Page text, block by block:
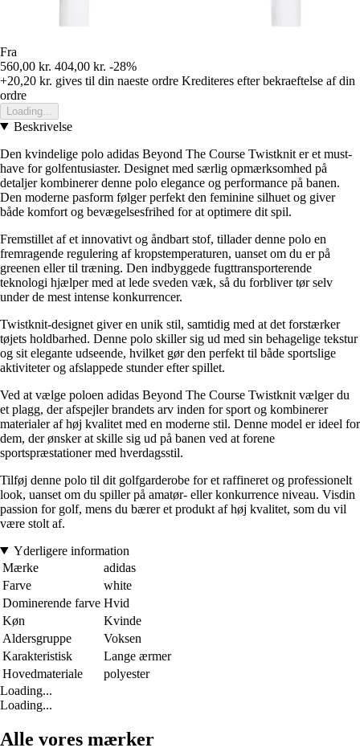
Fra
560,00 kr. 404,00 kr. -28%
+20,20 kr. gives til din naeste ordre Krediteres efter bekraeftelse af din
ordre
Loading...
Beskrivelse
Den kvindelige polo adidas Beyond The Course Twistknit er et must-
have for golfentusiaster. Designet med særlig opmærksomhed på
detaljer kombinerer denne polo elegance og performance på banen.
Den moderne pasform følger perfekt den feminine silhuet og giver
både komfort og bevægelsesfrihed for at optimere dit spil.
Fremstillet af et innovativt og åndbart stof, tillader denne polo en
fremragende regulering af kropstemperaturen, uanset om du er på
greenen eller til træning. Den indbyggede fugttransporterende
teknologi hjælper med at lede sveden væk, så du forbliver tør selv
under de mest intense konkurrencer.
Twistknit-designet giver en unik stil, samtidig med at det forstærker
tøjets holdbarhed. Denne polo skiller sig ud med sin behagelige tekstur
og sit elegante udseende, hvilket gør den perfekt til både sportslige
aktiviteter og afslappede stunder efter spillet.
Ved at vælge poloen adidas Beyond The Course Twistknit vælger du
et plagg, der afspejler brandets arv inden for sport og kombinerer
materialer af høj kvalitet med en moderne stil. Denne model er ideel for
dem, der ønsker at skille sig ud på banen ved at forene
sportspræstationer med hverdagsstil.
Tilføj denne polo til dit golfgarderobe for et raffineret og professionelt
look, uanset om du spiller på amatør- eller konkurrence niveau. Visdin
passion for golf, mens du bærer et produkt af høj kvalitet, som du vil
være stolt af.
Yderligere information
Mærke
adidas
Farve
white
Dominerende farve Hvid
Køn
Kvinde
Aldersgruppe
Voksen
Karakteristisk
Lange ærmer
Hovedmateriale
polyester
Loading...
Loading...
Alle vores mærker